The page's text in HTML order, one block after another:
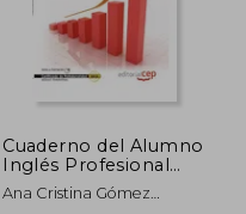
Cuaderno del Alumno
Inglés Profesional
Para Actividades
Comerciales
Ana Cristina Gómez